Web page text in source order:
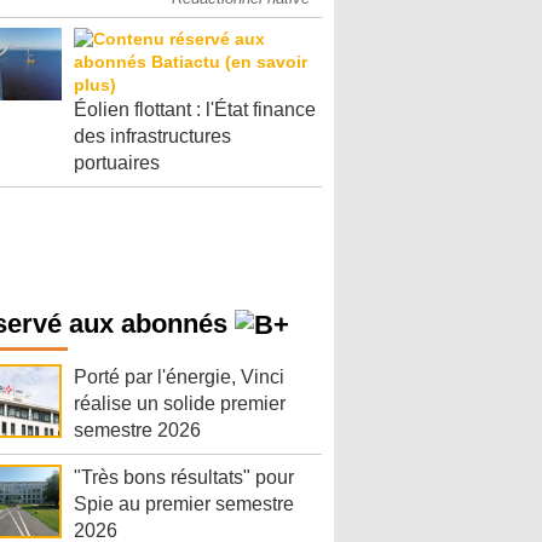
Éolien flottant : l'État finance
des infrastructures
portuaires
aux abonnés
Porté par l'énergie, Vinci
réalise un solide premier
semestre 2026
"Très bons résultats" pour
Spie au premier semestre
2026